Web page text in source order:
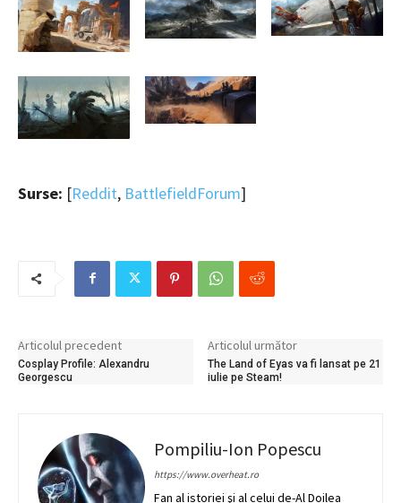
Surse: [Reddit, BattlefieldForum]
Articolul precedent
Cosplay Profile: Alexandru
Georgescu
Articolul următor
The Land of Eyas va fi lansat pe 21
iulie pe Steam!
Pompiliu-Ion Popescu
https://www.overheat.ro
Fan al istoriei şi al celui de-Al Doilea